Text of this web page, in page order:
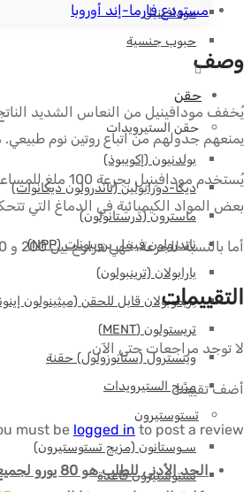
مودافينيل
حبوب جنسية
حقن
حقن الستيرويدات
بولدنيون (إكويبوذ)
ديكا-دورابولين (ناندرولون ديكانوات)
ماسترون (درستانولون)
ناندرولون فينيل بروبيونات (NPP)
بارابولان (ترينبولون)
بريموبولان قابل للحقن (ميثينولون
تريستولون (MENT)
وينسترول (ستانوزولول) حقنة
مزيج الستيرويدات
تستوستيرون
سـوستانون (مزيج تستوستيرون)
تستوستيرون قاعدة
مستودع فارما-إند أوروبا
وصف
يُخفف مودافينيل من النعاس الشديد
يمنعهم جدولهم من اتباع روتين نوم
يُستخدم
بعض المواد الكيميائية في الدماغ التي
أما بالنسبة للجرعة، فهي تتراوح بين 200 و 400 ملغ يوميًا في جرعة واحدة في الصباح أو في جرعتين مقسمتين.
التقييمات
لا توجد مراجعات حتى الآن.
أضف تقييمًا
must be logged in to post a review.
الحد الأدنى للطلب هو 80 يورو لجميع الطلبات!